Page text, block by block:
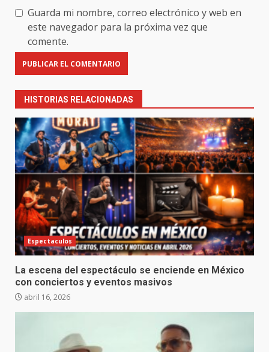
Guarda mi nombre, correo electrónico y web en
este navegador para la próxima vez que
comente.
HISTORIAS RELACIONADAS
Espectaculos
La escena del espectáculo se enciende en México
con conciertos y eventos masivos
abril 16, 2026